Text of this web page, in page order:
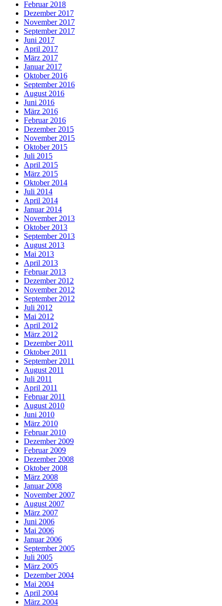
Februar 2018
Dezember 2017
November 2017
September 2017
Juni 2017
April 2017
März 2017
Januar 2017
Oktober 2016
September 2016
August 2016
Juni 2016
März 2016
Februar 2016
Dezember 2015
November 2015
Oktober 2015
Juli 2015
April 2015
März 2015
Oktober 2014
Juli 2014
April 2014
Januar 2014
November 2013
Oktober 2013
September 2013
August 2013
Mai 2013
April 2013
Februar 2013
Dezember 2012
November 2012
September 2012
Juli 2012
Mai 2012
April 2012
März 2012
Dezember 2011
Oktober 2011
September 2011
August 2011
Juli 2011
April 2011
Februar 2011
August 2010
Juni 2010
März 2010
Februar 2010
Dezember 2009
Februar 2009
Dezember 2008
Oktober 2008
März 2008
Januar 2008
November 2007
August 2007
März 2007
Juni 2006
Mai 2006
Januar 2006
September 2005
Juli 2005
März 2005
Dezember 2004
Mai 2004
April 2004
März 2004